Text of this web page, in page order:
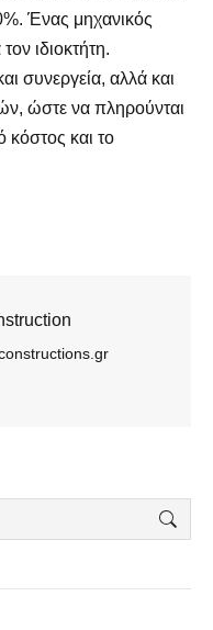
Ένας μηχανικός
ιδιοκτήτη.
συνεργεία, αλλά και
ώστε να πληρούνται
κόστος και το